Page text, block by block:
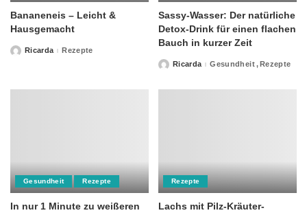
Bananeneis – Leicht &
Hausgemacht
PostedRicarda Rezepte
Sassy-Wasser: Der natürliche
Detox-Drink für einen flachen
Bauch in kurzer Zeit
PostedRicarda Gesundheit Rezepte
Gesundheit Rezepte
In nur 1 Minute zu weißeren
Rezepte
Lachs mit Pilz-Kräuter-